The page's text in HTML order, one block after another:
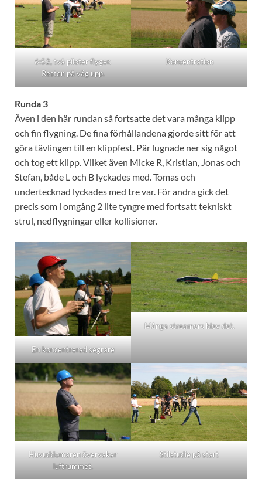
6:52, två piloter flyger.
Resten på väg upp.
Koncentration
Runda 3
Även i den här rundan så fortsatte det vara många klipp
och fin flygning. De fina förhållandena gjorde sitt för att
göra tävlingen till en klippfest. Pär lugnade ner sig något
och tog ett klipp. Vilket även Micke R, Kristian, Jonas och
Stefan, både L och B lyckades med. Tomas och
undertecknad lyckades med tre var. För andra gick det
precis som i omgång 2 lite tyngre med fortsatt tekniskt
strul, nedflygningar eller kollisioner.
En koncentrerad segrare
Många streamers blev det.
Huvuddomaren övervakar
luftrummet.
Stilstudie på start